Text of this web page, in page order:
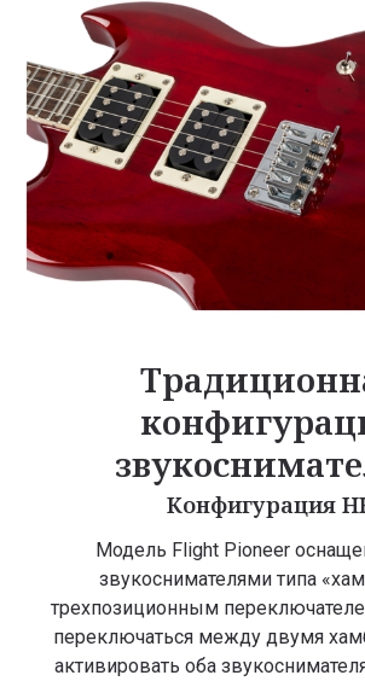
Конфигурация
Модель Flight Pioneer
звукоснимателями типа
трехпозиционным
переключаться между двумя
активировать оба